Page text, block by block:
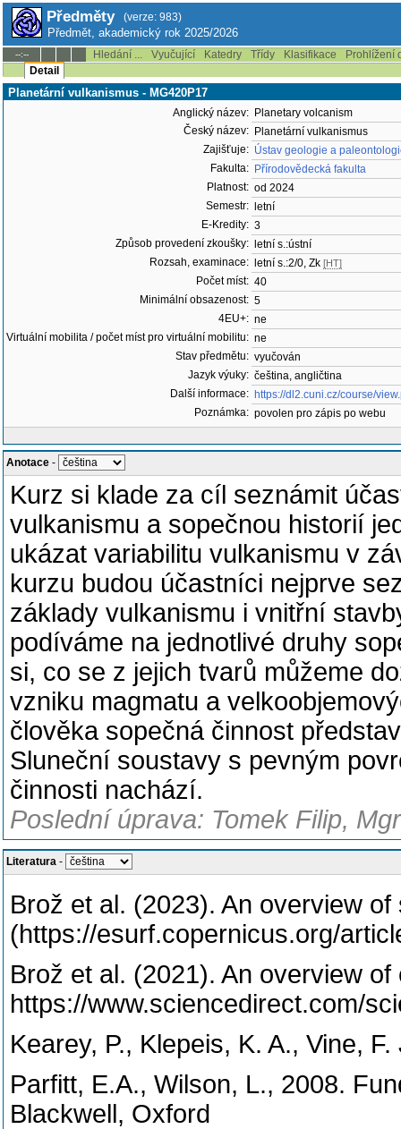
Předměty (verze: 983)
Předmět, akademický rok 2025/2026
--:-- Hledání ... Vyučující Katedry Třídy Klasifikace
Prohlížení
Detail
Planetární vulkanismus - MG420P17
Anglický název: Planetary volcanism
Český název: Planetární vulkanismus
Zajišťuje: Ústav geologie a
Fakulta: Přírodovědecká fakulta
Platnost: od 2024
Semestr:
letní
E-Kredity: 3
Způsob provedení zkoušky:
letní s.:ústní
Rozsah, examinace:
letní s.:2/0, Zk [HT]
Počet míst: 40
Minimální obsazenost: 5
4EU+: ne
Virtuální mobilita / počet míst pro virtuální mobilitu: ne
Stav předmětu: vyučován
Jazyk výuky: čeština, angličtina
Další informace: https://dl2.cuni.cz/course/
Poznámka: povolen pro zápis po webu
Anotace -
Kurz si klade za cíl seznámit
vulkanismu a sopečnou historií
ukázat variabilitu vulkanismu v
kurzu budou účastníci nejprve
základy vulkanismu i vnitřní
podíváme na jednotlivé druhy
si, co se z jejich tvarů můžeme
vzniku magmatu a
člověka sopečná činnost
Sluneční soustavy s pevným
činnosti nachází.
Poslední úprava: Tomek Filip,
Literatura -
Brož et al. (2023). An overview
(https://esurf.copernicus.org/
Brož et al. (2021). An overview
https://www.sciencedirect.com/
Kearey, P., Klepeis, K. A., Vine,
Parfitt, E.A., Wilson, L., 2008.
Blackwell, Oxford